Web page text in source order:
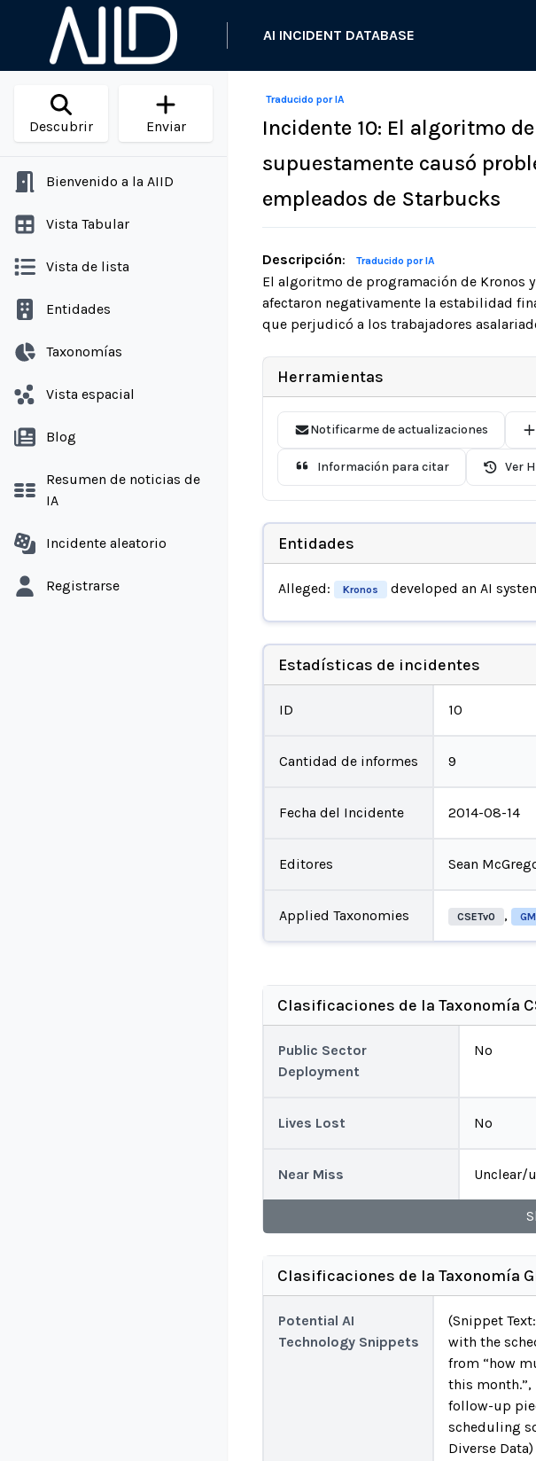
AI INCIDENT DATABASE
Descubrir Enviar
Bienvenido a la AIID
Vista Tabular
Vista de lista
Entidades
Taxonomías
Vista espacial
Blog
Resumen de noticias de
IA
Incidente aleatorio
Registrarse
Traducido por IA
Incidente 10: El algoritmo
supuestamente causó
empleados de Starbucks
Descripción: Traducido por IA
El algoritmo de programación de Kronos
afectaron negativamente la estabilidad
que perjudicó a los trabajadores
Herramientas
Notificarme de actualizaciones
Información para citar Ver
Entidades
Alleged: Kronos developed an AI
Estadísticas de incidentes
ID 10
Cantidad de informes 9
Fecha del Incidente 2014-08-14
Editores Sean
Applied Taxonomies CSETv0 ,
Clasificaciones de la Taxonomía
Public Sector
Deployment
No
Lives Lost No
Near Miss Unclear/
Clasificaciones de la Taxonomía
Potential AI
Technology Snippets
(Snippet
with the
from “how
this month.”,
follow-up
scheduling
Diverse Data)